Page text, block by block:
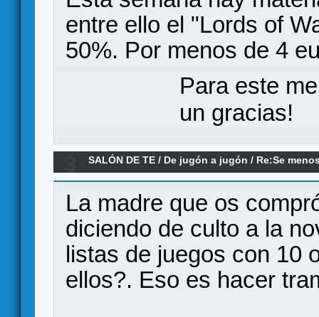
entre ello el "Lords of
50%. Por menos de 4
Para este
un gracias!
SALÓN DE TE / De jugón a jugón / Re:Se
La madre que os
diciendo de culto a la
listas de juegos con 10
ellos?. Eso es hacer